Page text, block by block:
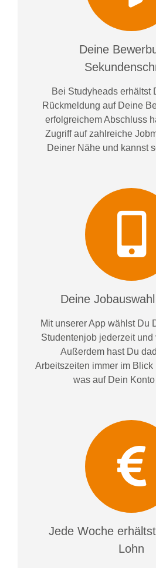
Deine
Bei Studyheads erhältst
Rückmeldung auf Deine
erfolgreichem Abschluss
Zugriff auf zahlreiche
Deiner Nähe und kannst
Deine
Mit unserer App wählst Du
Studentenjob jederzeit und
Außerdem hast Du
Arbeitszeiten immer im Blick
was auf Dein Konto
Jede Woche
Lohn